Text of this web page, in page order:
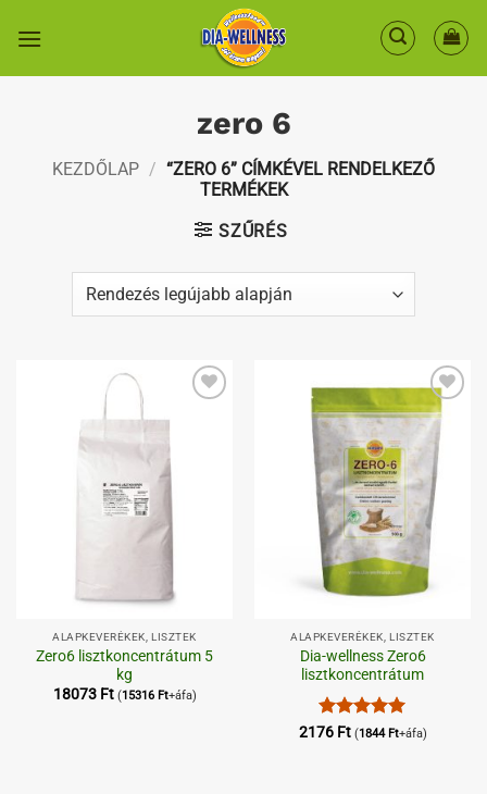
zero 6
KEZDŐLAP / “ZERO 6” CÍMKÉVEL RENDELKEZŐ
TERMÉKEK
SZŰRÉS
ALAPKEVERÉKEK, LISZTEK
Zero6 lisztkoncentrátum 5
kg
18073 Ft (15316 Ft+áfa)
Kedvenceimhez
ALAPKEVERÉKEK, LISZTEK
Dia-wellness Zero6
lisztkoncentrátum
Értékelés:5
2176 Ft (1844 Ft+áfa)